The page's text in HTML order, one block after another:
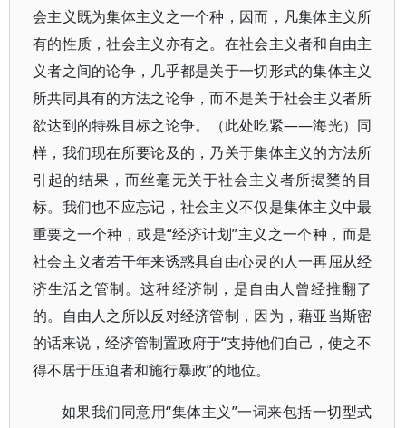
会主义既为集体主义之一个种，因而，凡集体主义所
有的性质，社会主义亦有之。在社会主义者和自由主
义者之间的论争，几乎都是关于一切形式的集体主义
所共同具有的方法之论争，而不是关于社会主义者所
欲达到的特殊目标之论争。（此处吃紧——海光）同
样，我们现在所要论及的，乃关于集体主义的方法所
引起的结果，而丝毫无关于社会主义者所揭橥的目
标。我们也不应忘记，社会主义不仅是集体主义中最
重要之一个种，或是“经济计划”主义之一个种，而是
社会主义者若干年来诱惑具自由心灵的人一再屈从经
济生活之管制。这种经济制，是自由人曾经推翻了
的。自由人之所以反对经济管制，因为，藉亚当斯密
的话来说，经济管制置政府于“支持他们自己，使之不
得不居于压迫者和施行暴政”的地位。
如果我们同意用“集体主义”一词来包括一切型式